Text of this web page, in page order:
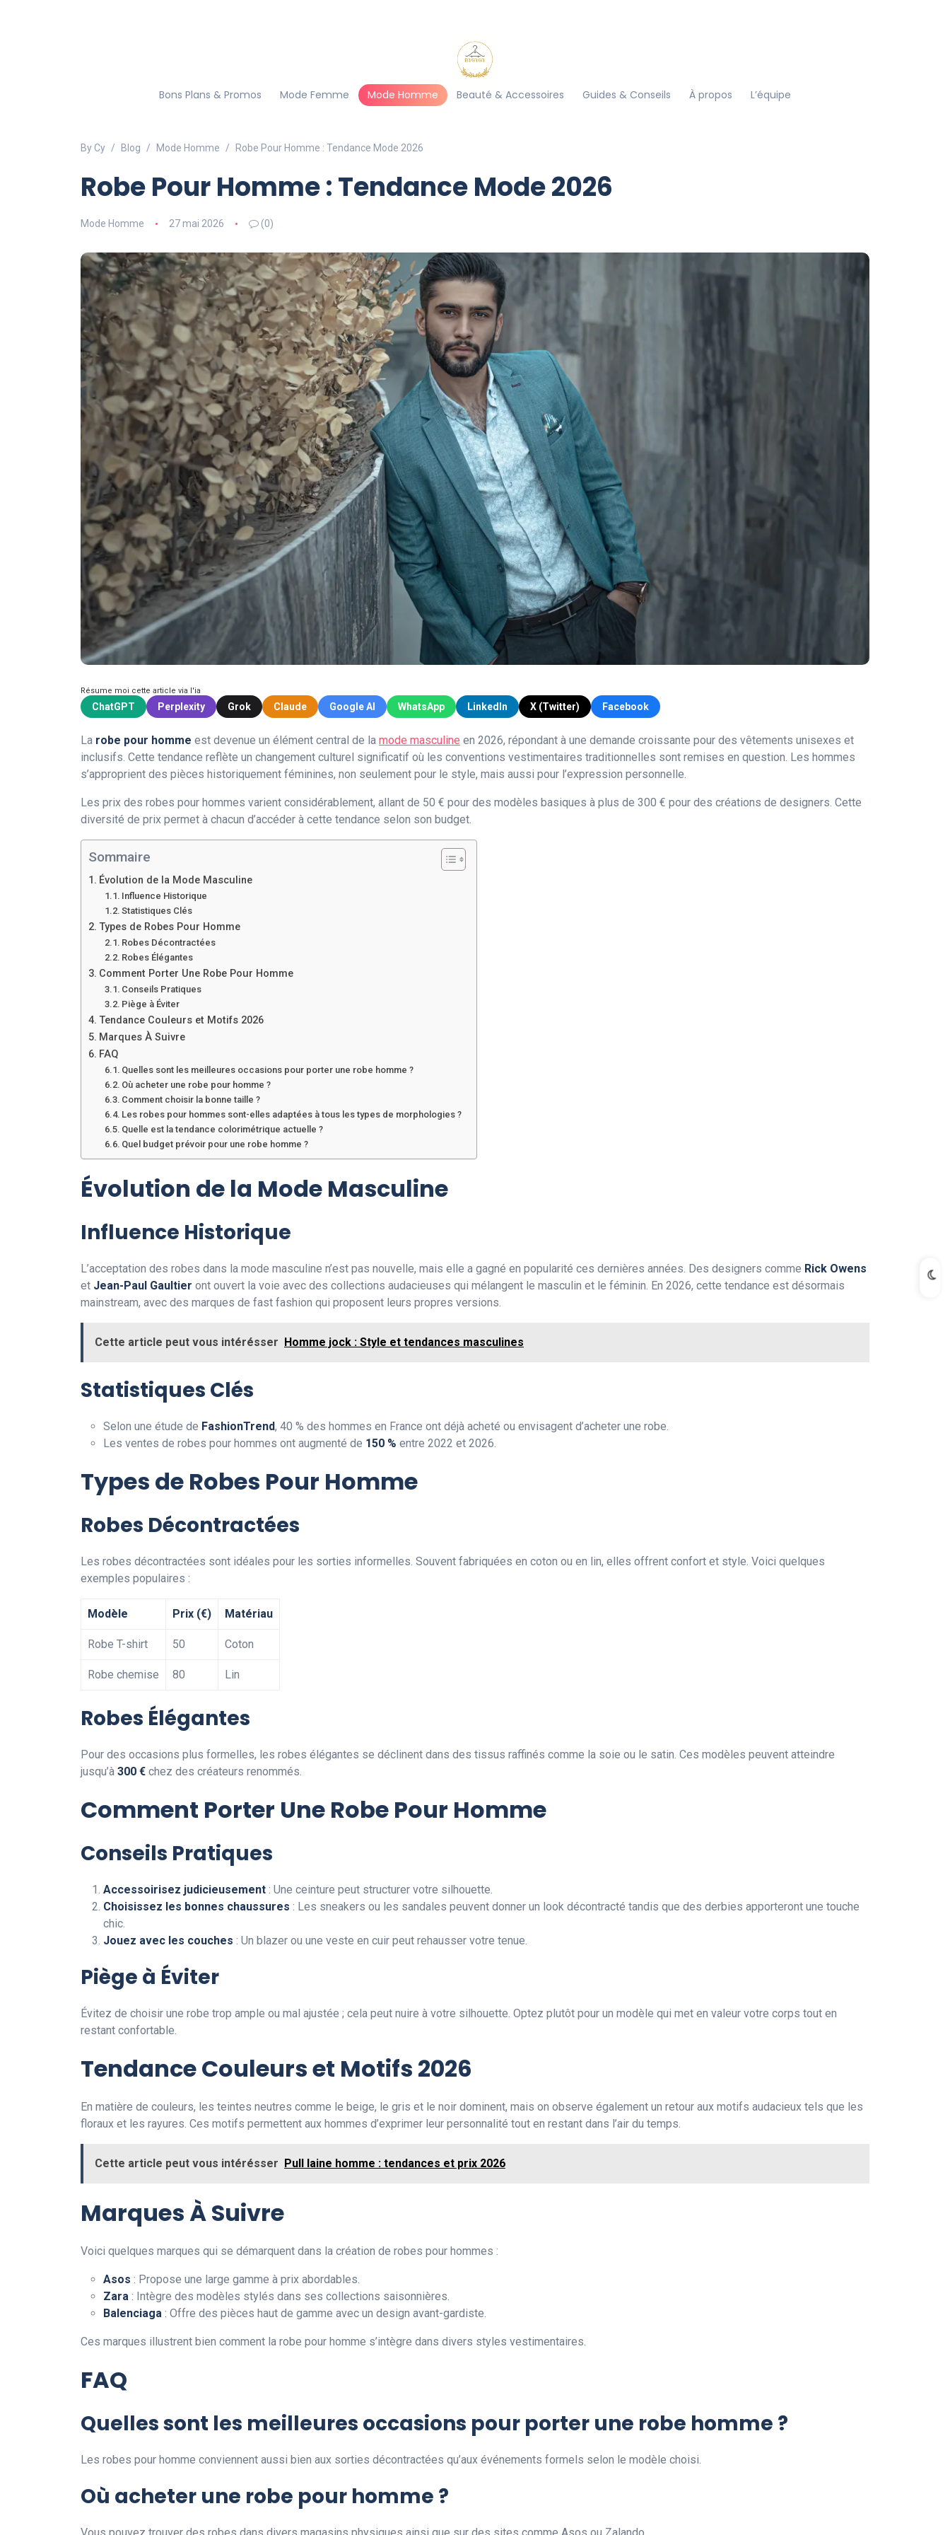
Bons Plans & Promos Mode Femme Mode Homme Beauté & Accessoires Guides & Conseils À propos L’équipe
By Cy Blog Mode Homme Robe Pour Homme : Tendance Mode 2026
Robe Pour Homme : Tendance Mode 2026
Mode Homme 27 mai 2026 (0)
Résume moi cette article via l'ia
ChatGPT Perplexity Grok Claude Google AI WhatsApp LinkedIn X (Twitter) Facebook
La robe pour homme est devenue un élément central de la mode masculine en 2026, répondant à une demande croissante pour des vêtements unisexes et
inclusifs. Cette tendance reflète un changement culturel significatif où les conventions vestimentaires traditionnelles sont remises en question. Les hommes
s’approprient des pièces historiquement féminines, non seulement pour le style, mais aussi pour l’expression personnelle.
Les prix des robes pour hommes varient considérablement, allant de 50 € pour des modèles basiques à plus de 300 € pour des créations de designers. Cette
diversité de prix permet à chacun d’accéder à cette tendance selon son budget.
Sommaire
Évolution de la Mode Masculine
Influence Historique
Statistiques Clés
Types de Robes Pour Homme
Robes Décontractées
Robes Élégantes
Comment Porter Une Robe Pour Homme
Conseils Pratiques
Piège à Éviter
Tendance Couleurs et Motifs 2026
Marques À Suivre
FAQ
Quelles sont les meilleures occasions pour porter une robe homme ?
Où acheter une robe pour homme ?
Comment choisir la bonne taille ?
Les robes pour hommes sont-elles adaptées à tous les types de morphologies ?
Quelle est la tendance colorimétrique actuelle ?
Quel budget prévoir pour une robe homme ?
Évolution de la Mode Masculine
Influence Historique
L’acceptation des robes dans la mode masculine n’est pas nouvelle, mais elle a gagné en popularité ces dernières années. Des designers comme Rick Owens
et Jean-Paul Gaultier ont ouvert la voie avec des collections audacieuses qui mélangent le masculin et le féminin. En 2026, cette tendance est désormais
mainstream, avec des marques de fast fashion qui proposent leurs propres versions.
Cette article peut vous intérésser Homme jock : Style et tendances masculines
Statistiques Clés
Selon une étude de FashionTrend, 40 % des hommes en France ont déjà acheté ou envisagent d’acheter une robe.
Les ventes de robes pour hommes ont augmenté de 150 % entre 2022 et 2026.
Types de Robes Pour Homme
Robes Décontractées
Les robes décontractées sont idéales pour les sorties informelles. Souvent fabriquées en coton ou en lin, elles offrent confort et style. Voici quelques
exemples populaires :
Modèle Prix (€) Matériau
Robe T-shirt 50 Coton
Robe chemise 80 Lin
Robes Élégantes
Pour des occasions plus formelles, les robes élégantes se déclinent dans des tissus raffinés comme la soie ou le satin. Ces modèles peuvent atteindre
jusqu’à 300 € chez des créateurs renommés.
Comment Porter Une Robe Pour Homme
Conseils Pratiques
Accessoirisez judicieusement : Une ceinture peut structurer votre silhouette.
Choisissez les bonnes chaussures : Les sneakers ou les sandales peuvent donner un look décontracté tandis que des derbies apporteront une touche
chic.
Jouez avec les couches : Un blazer ou une veste en cuir peut rehausser votre tenue.
Piège à Éviter
Évitez de choisir une robe trop ample ou mal ajustée ; cela peut nuire à votre silhouette. Optez plutôt pour un modèle qui met en valeur votre corps tout en
restant confortable.
Tendance Couleurs et Motifs 2026
En matière de couleurs, les teintes neutres comme le beige, le gris et le noir dominent, mais on observe également un retour aux motifs audacieux tels que les
floraux et les rayures. Ces motifs permettent aux hommes d’exprimer leur personnalité tout en restant dans l’air du temps.
Cette article peut vous intérésser Pull laine homme : tendances et prix 2026
Marques À Suivre
Voici quelques marques qui se démarquent dans la création de robes pour hommes :
Asos : Propose une large gamme à prix abordables.
Zara : Intègre des modèles stylés dans ses collections saisonnières.
Balenciaga : Offre des pièces haut de gamme avec un design avant-gardiste.
Ces marques illustrent bien comment la robe pour homme s’intègre dans divers styles vestimentaires.
FAQ
Quelles sont les meilleures occasions pour porter une robe homme ?
Les robes pour homme conviennent aussi bien aux sorties décontractées qu’aux événements formels selon le modèle choisi.
Où acheter une robe pour homme ?